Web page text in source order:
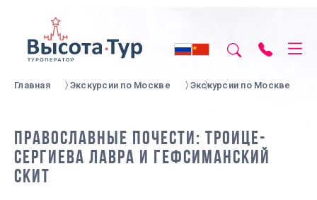
Главная Экскурсии по Москве Экскурсии по Москве
ПРАВОСЛАВНЫЕ ПОЧЕСТИ: ТРОИЦЕ-
СЕРГИЕВА ЛАВРА И ГЕФСИМАНСКИЙ
СКИТ